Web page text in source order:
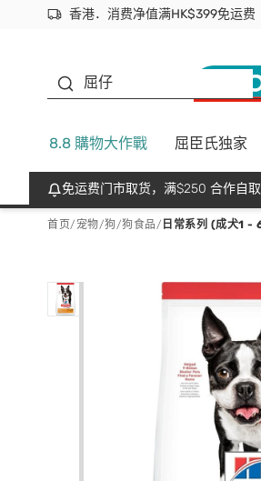
香港．消费净值满HK$399免运费
立即成为易赏钱会员尽享独家优惠
首次APP下单买满$450 输入
屈仔
8.8 購物大作戰 屈臣氏独家
免运费门市取货，满$250 合作自
首页/ 宠物/狗/狗食品/ 日常系列 (成犬1